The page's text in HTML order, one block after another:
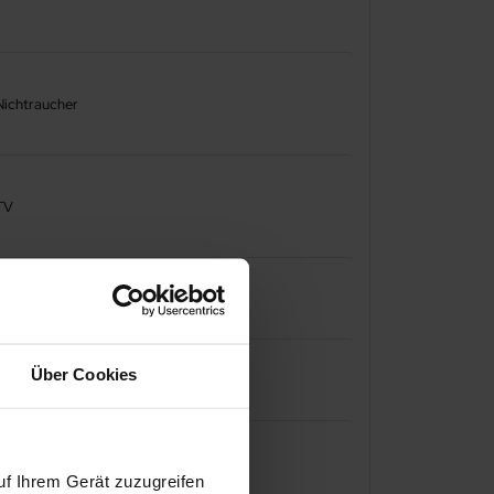
Über Cookies
Ihrem Gerät zuzugreifen
Doppelbett